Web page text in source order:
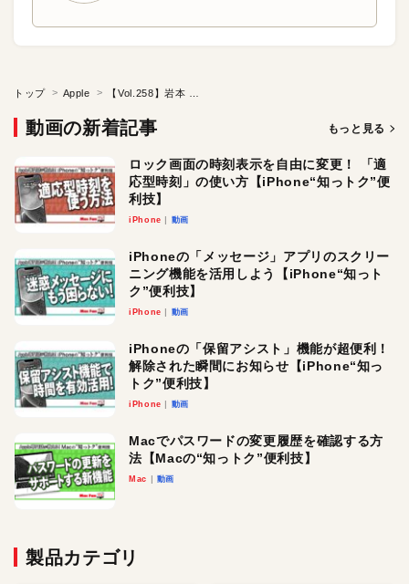
トップ Apple
動画の新着記事 もっと見る
ロック画面の時刻表示を自由に変更！ 「適
応型時刻」の使い方【iPhone“知っトク”便
利技】
iPhone 動画
iPhoneの「メッセージ」アプリのスクリー
ニング機能を活用しよう【iPhone“知っト
ク”便利技】
iPhone 動画
iPhoneの「保留アシスト」機能が超便利！
解除された瞬間にお知らせ【iPhone“知っ
トク”便利技】
iPhone 動画
Macでパスワードの変更履歴を確認する方
法【Macの“知っトク”便利技】
Mac 動画
製品カテゴリ